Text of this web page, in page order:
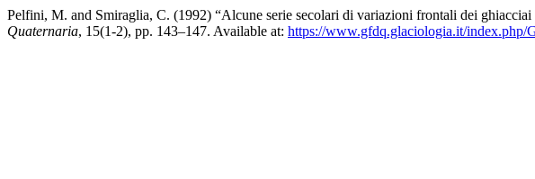
Pelfini, M. and Smiraglia, C. (1992) “Alcune serie secolari di variazioni frontali dei
Quaternaria, 15(1-2), pp. 143–147. Available at: https://www.gfdq.glaciologia.it/index.php/